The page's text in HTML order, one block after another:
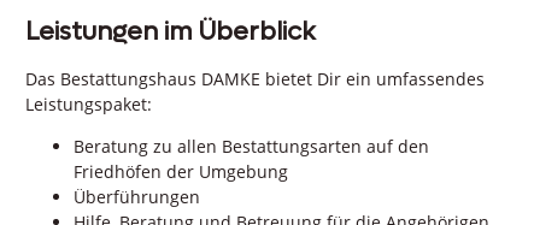
Leistungen im Überblick
Das Bestattungshaus DAMKE bietet Dir ein umfassendes
Leistungspaket:
Beratung zu allen Bestattungsarten auf den
Friedhöfen der Umgebung
Überführungen